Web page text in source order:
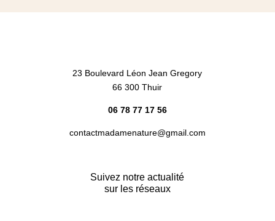
23 Boulevard Léon Jean Gregory
66 300 Thuir
06 78 77 17 56
contactmadamenature@gmail.com
Suivez notre actualité
sur les réseaux